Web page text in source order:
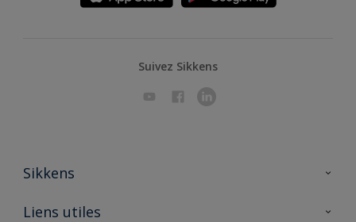
Suivez Sikkens
Sikkens
A propos de Sikkens
Liens utiles